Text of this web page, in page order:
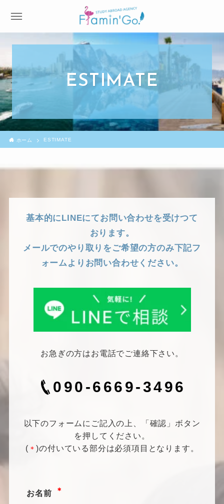
ESTIMATE
ホーム ESTIMATE
基本的にLINEにてお問い合わせを受けつて
おります。
メールでのやり取りをご希望の方のみ下記フ
ォームよりお問い合わせください。
お急ぎの方はお電話でご連絡下さい。
090-6669-3496
以下のフォームにご記入の上、「確認」ボタン
を押してください。
( ＊ )の付いている部分は必須項目となります。
お名前 ＊